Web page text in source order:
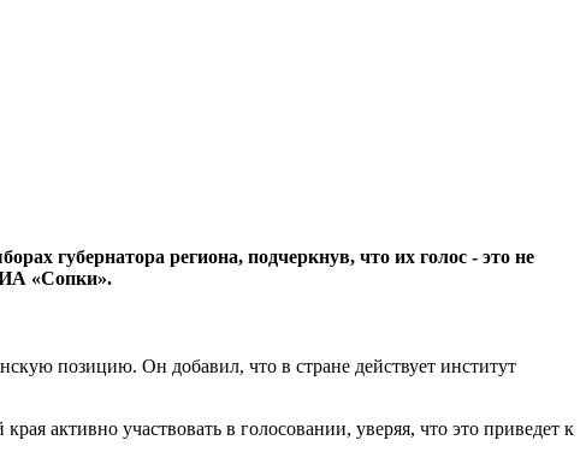
губернатора региона, подчеркнув, что их голос - это не
ИА «Сопки».
позицию. Он добавил, что в стране действует институт
активно участвовать в голосовании, уверяя, что это приведет к